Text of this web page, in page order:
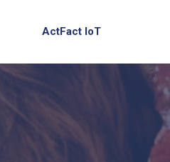
ActFact IoT